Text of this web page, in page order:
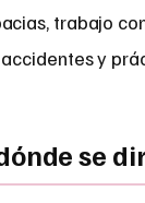
trabajo
y
se